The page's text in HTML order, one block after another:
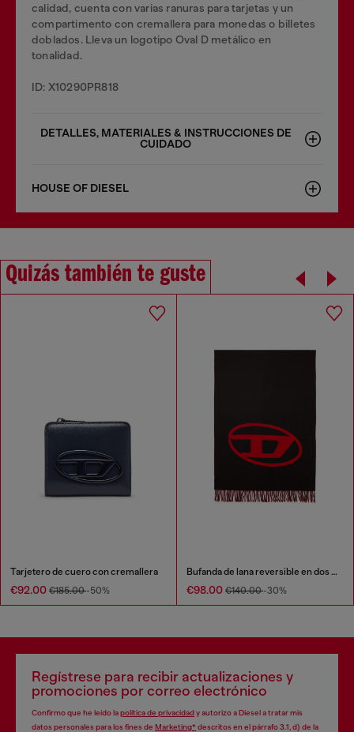
calidad, cuenta con varias ranuras para tarjetas y un
compartimento con cremallera para monedas o billetes
doblados. Lleva un logotipo Oval D metálico en
tonalidad.
ID: X10290PR818
DETALLES, MATERIALES & INSTRUCCIONES DE
CUIDADO
HOUSE OF DIESEL
Quizás también te guste
Tarjetero de cuero con cremallera
€92.00 €185.00-50%
Bufanda de lana reversible en dos tonos
€98.00 €140.00-30%
Regístrese para recibir actualizaciones y
promociones por correo electrónico
Confirmo que he leído lapolítica de privacidady autorizo a Diesel a tratar mis
datos personales para los fines de Marketing*descritos en el párrafo 3.1, d) de la